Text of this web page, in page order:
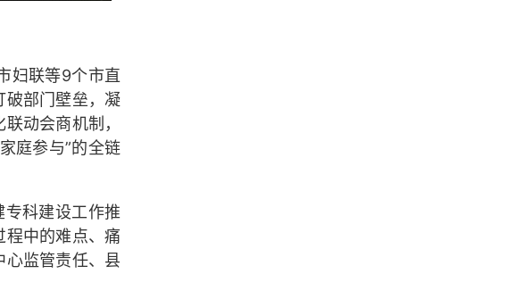
妇联等9个市直
破部门壁垒，凝
动会商机制，
庭参与”的全链
科建设工作推
程中的难点、痛
心监管责任、县